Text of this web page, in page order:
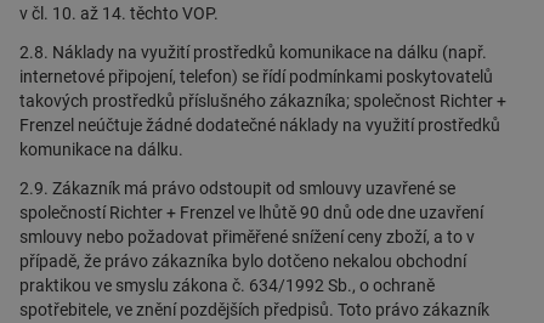
v čl. 10. až 14. těchto VOP.
2.8. Náklady na využití prostředků komunikace na dálku (např.
internetové připojení, telefon) se řídí podmínkami poskytovatelů
takových prostředků příslušného zákazníka; společnost Richter +
Frenzel neúčtuje žádné dodatečné náklady na využití prostředků
komunikace na dálku.
2.9. Zákazník má právo odstoupit od smlouvy uzavřené se
společností Richter + Frenzel ve lhůtě 90 dnů ode dne uzavření
smlouvy nebo požadovat přiměřené snížení ceny zboží, a to v
případě, že právo zákazníka bylo dotčeno nekalou obchodní
praktikou ve smyslu zákona č. 634/1992 Sb., o ochraně
spotřebitele, ve znění pozdějších předpisů. Toto právo zákazník